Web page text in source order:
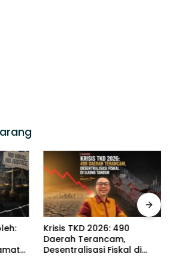
Krisis TKD 2026: 490
Daerah Terancam,
Desentralisasi Fiskal di